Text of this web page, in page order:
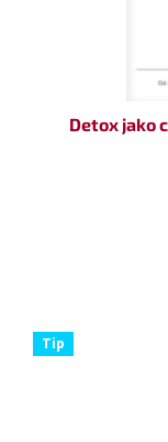
Detox jako
Tip